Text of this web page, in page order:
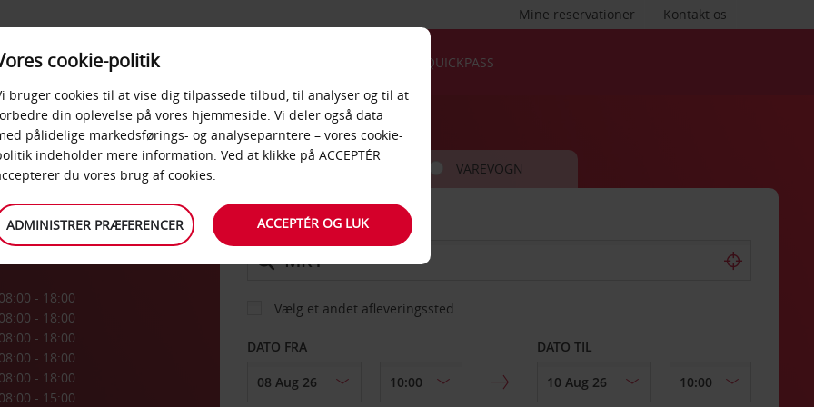
Kontakt os
Mine reservationer
PRODUKTER &
KONTORER
QUICKPASS
08:00 - 18:00
08:00 - 18:00
08:00 - 18:00
08:00 - 18:00
08:00 - 18:00
08:00 - 15:00
BIL VAREVOGN
AFHENT FRA
Vælg et andet afleveringssted
DATO FRA DATO TIL
cookie-politik
bruger cookies til at vise dig tilpassede tilbud, til analyser og til at
din oplevelse på vores hjemmeside. Vi deler også data
pålidelige markedsførings- og analyseparntere – vores cookie-
indeholder mere information. Ved at klikke på ACCEPTÉR
du vores brug af cookies.
ADMINISTRER PRÆFERENCER ACCEPTÉR OG LUK